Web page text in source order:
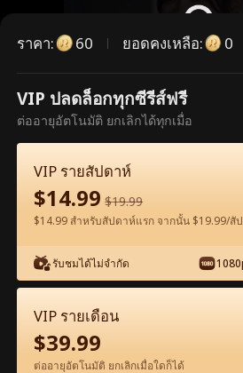
ตอนนี้เป็นตอนพรีเมียม
เพื่อรับชม
ดูฟรีในแอป
ราคา: 60 ยอดคงเหลือ: 0
VIP ปลดล็อกทุกซีรีส์ฟรี
ต่ออายุอัตโนมัติ ยกเลิกได้ทุกเมื่อ
VIP รายสัปดาห์
$14.99 $19.99
$14.99 สำหรับสัปดาห์แรก จากนั้น $19.99/สั
รับชมได้ไม่จำกัด
VIP รายเดือน
$39.99
ต่ออายุอัตโนมัติ ยกเลิกเมื่อใดก็ได้